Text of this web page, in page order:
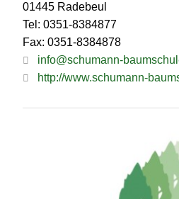
01445 Radebeul
Tel: 0351-8384877
Fax: 0351-8384878
info@schumann-
http://www.schumann-